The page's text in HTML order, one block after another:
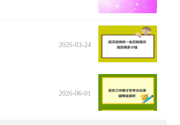
2026-03-24
2026-06-01